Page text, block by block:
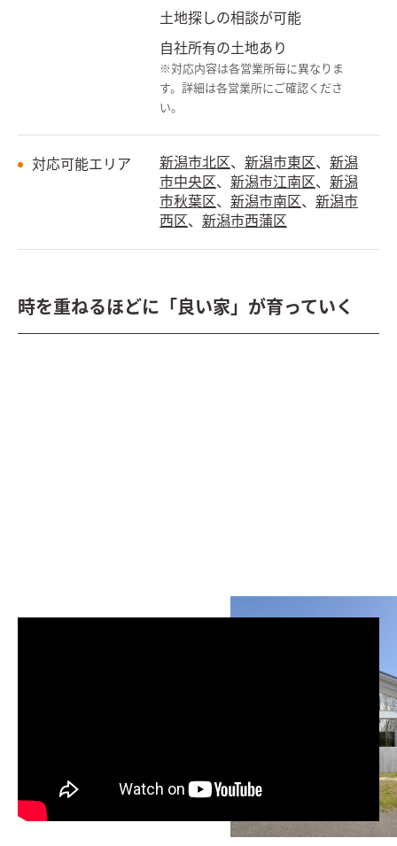
土地探しの相談が可能
自社所有の土地あり
※対応内容は各営業所毎に異なりま
す。詳細は各営業所にご確認くださ
い。
対応可能エリア 新潟市北区 、 新潟市東区 、 新潟
市中央区 、 新潟市江南区 、 新潟
市秋葉区 、 新潟市南区 、 新潟市
西区 、 新潟市西蒲区
時を重ねるほどに「良い家」が育っていく